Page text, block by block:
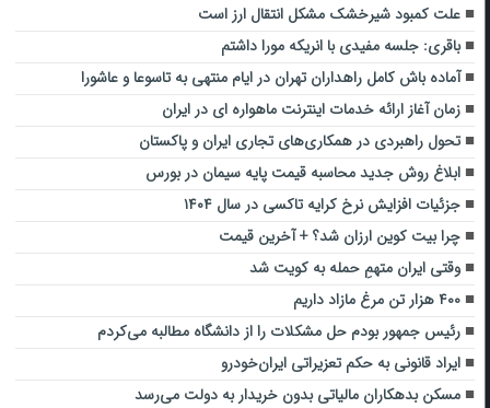
علت کمبود شیرخشک مشکل انتقال ارز است
باقری: جلسه مفیدی با انریکه مورا داشتم
آماده باش کامل راهداران تهران در ایام منتهی به تاسوعا و عاشورا
زمان آغاز ارائه خدمات اینترنت ماهواره ای در ایران
تحول راهبردی در همکاری‌های تجاری ایران و پاکستان
ابلاغ روش جدید محاسبه قیمت پایه سیمان در بورس
جزئیات افزایش نرخ کرایه تاکسی در سال ۱۴۰۴
چرا بیت کوین ارزان شد؟ +‌ آخرین قیمت
وقتی ایران متهمِ حمله به کویت شد
۴۰۰ هزار تن مرغ مازاد داریم
رئیس جمهور بودم‌ حل مشکلات را از دانشگاه مطالبه می‌کردم
ایراد قانونی به حکم تعزیراتی ایران‌خودرو
مسکن بدهکاران مالیاتی بدون خریدار به دولت می‌رسد